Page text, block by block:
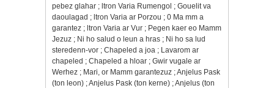
pebez glahar ; ltron Varia Rumengol ; Gouelit va
daoulagad ; ltron Varia ar Porzou ; 0 Ma mm a
garantez ; ltron Varia ar Vur ; Pegen kaer eo Mamm
Jezuz ; Ni ho salud o leun a hras ; Ni ho sa lud
steredenn-vor ; Chapeled a joa ; Lavarom ar
chapeled ; Chapeled a hloar ; Gwir vugale ar
Werhez ; Mari, or Mamm garantezuz ; Anjelus Pask
(ton leon) ; Anjelus Pask (ton kerne) ; Anjelus (ton